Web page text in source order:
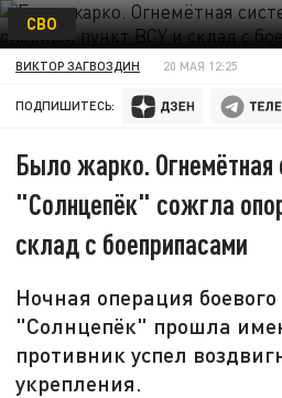
СВО
ВИКТОР ЗАГВОЗДИН 20 МАЯ 12:25
ПОДПИШИТЕСЬ:
Было жарко. Огнемётная
"Солнцепёк" сожгла
склад с боеприпасами
Ночная операция
"Солнцепёк" прошла
противник успел
укрепления.